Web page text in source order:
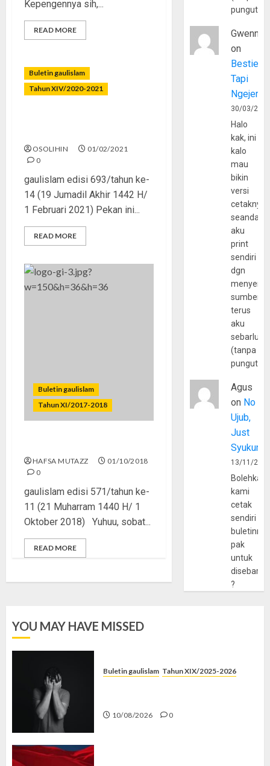
Kepengennya sih,...
READ MORE
Buletin gaulislam
Tahun XIV/2020-2021
OSOLIHIN
01/02/2021
0
gaulislam edisi 693/tahun ke-
14 (19 Jumadil Akhir 1442 H/
1 Februari 2021) Pekan ini...
READ MORE
Buletin gaulislam
Tahun XI/2017-2018
HAFSA MUTAZZ
01/10/2018
0
gaulislam edisi 571/tahun ke-
11 (21 Muharram 1440 H/ 1
Oktober 2018) Yuhuu, sobat...
READ MORE
Gwenny
on
Bestie
Tapi
30/03/
Halo
kak, ini
kalo
mau
bikin
versi
cetaknya
aku
print
sendiri
dgn
sumber
terus
aku
(tanpa
Agus
on No
Ujub,
Just
Syukur
13/11/
Bolehkah
kami
cetak
sendiri
pak
untuk
?
YOU MAY HAVE MISSED
Buletin gaulislam Tahun XIX/2025-2026
10/08/2026 0